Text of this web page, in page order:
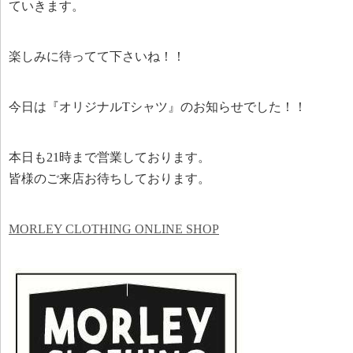
ていきます。
楽しみに待ってて下さいね！！
今日は『オリジナルTシャツ』のお知らせでした！！
本日も21時まで営業しております。
皆様のご来店お待ちしております。
MORLEY CLOTHING ONLINE SHOP